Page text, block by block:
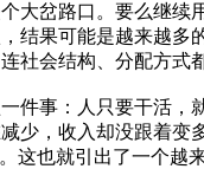
大岔路口。要么继续
结果可能是越来越多
社会结构、分配方式
件事：人只要干活，
少，收入却没跟着变
这也就引出了一个越